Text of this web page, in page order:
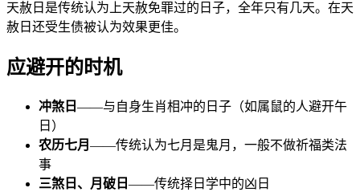
天赦日是传统认为上天赦免罪过的日子，全年只有几天。在天
赦日还受生债被认为效果更佳。
应避开的时机
冲煞日 ——与自身生肖相冲的日子（如属鼠的人避开午
日）
农历七月 ——传统认为七月是鬼月，一般不做祈福类法
事
三煞日、月破日 ——传统择日学中的凶日